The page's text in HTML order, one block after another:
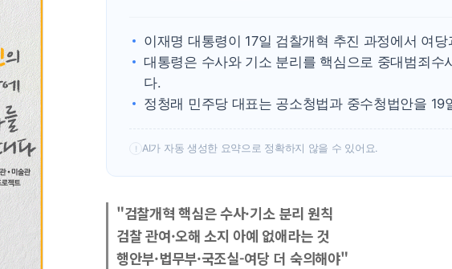
이재명 대통령이 17일 검찰개혁 추진 과정에서 여
대통령은 수사와 기소 분리를 핵심으로 중대범죄수
다.
정청래 민주당 대표는 공소청법과 중수청법안을
! AI가 자동 생성한 요약으로 정확하지 않을 수 있어요.
"검찰개혁 핵심은 수사·기소 분리 원칙
검찰 관여·오해 소지 아예 없애라는 것
행안부·법무부·국조실-여당 더 숙의해야"